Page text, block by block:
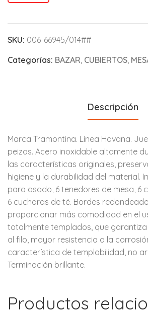
SKU: 006-66945/014##
Categorías: BAZAR, CUBIERTOS,
Descripción
Marca Tramontina. Línea Havana.
peizas. Acero inoxidable altamente
las características originales,
higiene y la durabilidad del material.
para asado, 6 tenedores de mesa, 6
6 cucharas de té. Bordes
proporcionar más comodidad en el
totalmente templados, que
al filo, mayor resistencia a la
característica de templabilidad, no
Terminación brillante.
Productos